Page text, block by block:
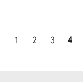
1 2 3 4